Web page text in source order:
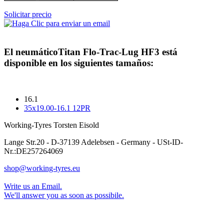
Solicitar precio
El neumáticoTitan Flo-Trac-Lug HF3 está
disponible en los siguientes tamaños:
16.1
35x19.00-16.1 12PR
Working-Tyres Torsten Eisold
Lange Str.20 - D-37139 Adelebsen - Germany - USt-ID-
Nr.:DE257264069
shop@working-tyres.eu
Write us an Email.
We'll answer you as soon as possibile.